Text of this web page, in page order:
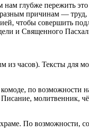
глубже пережить
причинам — труд,
чтобы совершить
и Священного
из часов). Тексты для
по возможности
молитвенник,
По возможности,